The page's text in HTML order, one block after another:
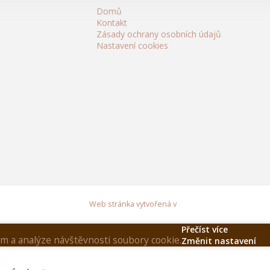
Domů
Kontakt
Zásady ochrany osobních údajů
Nastavení cookies
Web stránka vytvořená v
a analýze návštěvnosti soubory cookie.
Přečíst více
Změnit nastavení